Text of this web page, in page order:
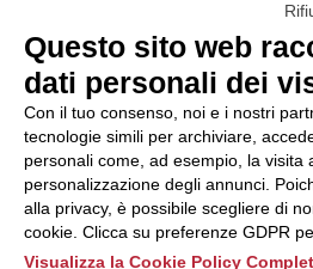
del Codice di
possibile presentare un
reclamo
all’Organismo di
Monitoraggio
una delle modalità
descritte al seguente
indirizzo web
https://odm-
agenzielavoro.it/
Questo sito web
dati personali dei
Con il tuo consenso, noi e i nostri
tecnologie simili per archiviare,
personali come, ad esempio, la visita
personalizzazione degli annunci.
alla privacy, è possibile scegliere di
cookie. Clicca su preferenze GDPR
Visualizza la Cookie Policy